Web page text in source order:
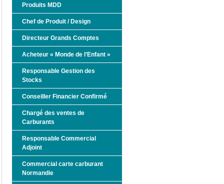
Produits MDD
Chef de Produit / Design
Directeur Grands Comptes
Acheteur « Monde de l’Enfant »
Responsable Gestion des
Stocks
Conseiller Financier Confirmé
Chargé des ventes de
Carburants
Responsable Commercial
Adjoint
Commercial carte carburant
Normandie